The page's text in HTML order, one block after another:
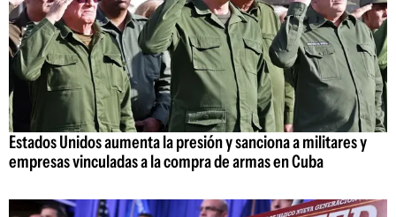
Estados Unidos aumenta la presión y sanciona a militares y
empresas vinculadas a la compra de armas en Cuba